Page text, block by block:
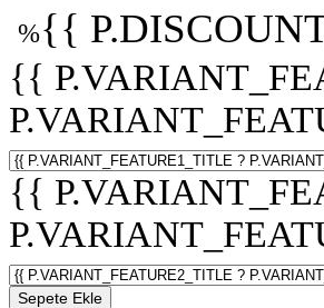
%{{
{{
{{
Sepete Ekle